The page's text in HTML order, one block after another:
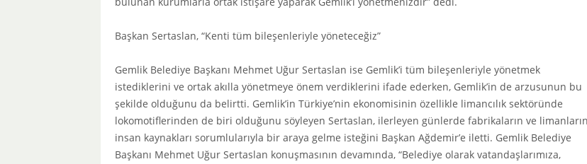
Başkan Sertaslan, “Kenti tüm bileşenleriyle yöneteceğiz”
Gemlik Belediye Başkanı Mehmet Uğur Sertaslan ise Gemlik’i tüm bileşenleriyle yönetmek
istediklerini ve ortak akılla yönetmeye önem verdiklerini ifade ederken, Gemlik’in de arzusunun bu
şekilde olduğunu da belirtti. Gemlik’in Türkiye’nin ekonomisinin özellikle limancılık sektöründe
lokomotiflerinden de biri olduğunu söyleyen Sertaslan, ilerleyen günlerde fabrikaların ve limanların
insan kaynakları sorumlularıyla bir araya gelme isteğini Başkan Ağdemir’e iletti. Gemlik Belediye
Başkanı Mehmet Uğur Sertaslan konuşmasının devamında, “Belediye olarak vatandaşlarımıza,